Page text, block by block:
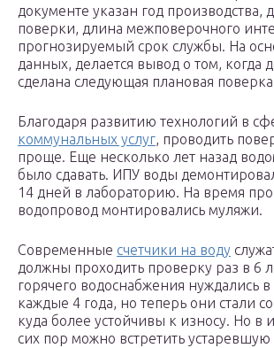
документе указан год производства,
поверки, длина межповерочного
прогнозируемый срок службы. На
данных, делается вывод о том, когда
сделана следующая плановая
Благодаря развитию технологий в
коммунальных услуг, проводить
проще. Еще несколько лет назад
было сдавать. ИПУ воды
14 дней в лабораторию. На время
водопровод монтировались муляжи.
Современные счетчики на воду
должны проходить проверку раз в 6
горячего водоснабжения нуждались
каждые 4 года, но теперь они стали
куда более устойчивы к износу. Но в
сих пор можно встретить